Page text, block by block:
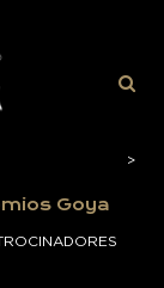
>
>
Goya